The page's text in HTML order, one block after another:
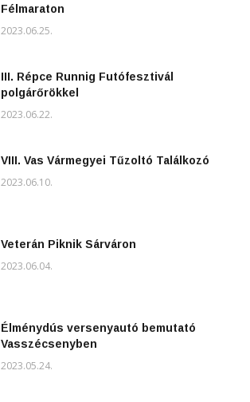
Félmaraton
2023.06.25.
III. Répce Runnig Futófesztivál
polgárőrökkel
2023.06.22.
VIII. Vas Vármegyei Tűzoltó Találkozó
2023.06.10.
Veterán Piknik Sárváron
2023.06.04.
Élménydús versenyautó bemutató
Vasszécsenyben
2023.05.24.